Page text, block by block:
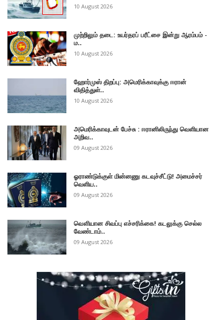
10 August 2026
முற்றிலும் தடை: உயர்தரப் பரீட்சை இன்று ஆரம்பம் -
ம..
10 August 2026
ஹோர்முஸ் திறப்பு: அமெரிக்காவுக்கு ஈரான்
விதித்துள்..
10 August 2026
அமெரிக்காவுடன் பேச்சு : ஈரானிலிருந்து வெளியான
அறிவ..
09 August 2026
ஓராண்டுக்குள் மின்னணு கடவுச்சீட்டு! அமைச்சர்
வெளிய..
09 August 2026
வௌியான சிவப்பு எச்சரிக்கை! கடலுக்கு செல்ல
வேண்டாம்..
09 August 2026